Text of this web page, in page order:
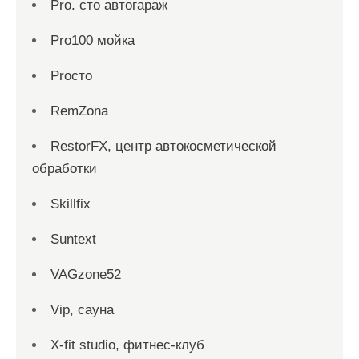
Pro. cтo автогараж
Pro100 мойка
Proсто
RemZona
RestorFX, центр автокосметической
обработки
Skillfix
Suntext
VAGzone52
Vip, сауна
X-fit studio, фитнес-клуб